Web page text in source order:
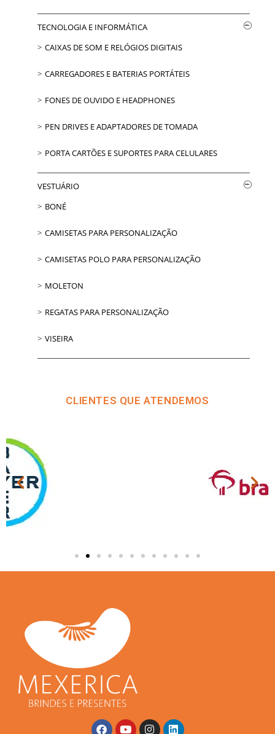
TECNOLOGIA E INFORMÁTICA
CAIXAS DE SOM E RELÓGIOS DIGITAIS
CARREGADORES E BATERIAS PORTÁTEIS
FONES DE OUVIDO E HEADPHONES
PEN DRIVES E ADAPTADORES DE TOMADA
PORTA CARTÕES E SUPORTES PARA CELULARES
VESTUÁRIO
BONÉ
CAMISETAS PARA PERSONALIZAÇÃO
CAMISETAS POLO PARA PERSONALIZAÇÃO
MOLETON
REGATAS PARA PERSONALIZAÇÃO
VISEIRA
CLIENTES QUE ATENDEMOS